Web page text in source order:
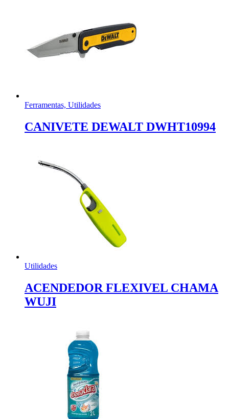
Ferramentas, Utilidades
CANIVETE DEWALT DWHT10994
Utilidades
ACENDEDOR FLEXIVEL CHAMA
WUJI